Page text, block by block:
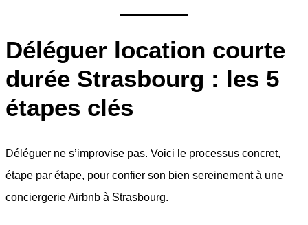
Déléguer location courte
durée Strasbourg : les 5
étapes clés
Déléguer ne s’improvise pas. Voici le processus concret,
étape par étape, pour confier son bien sereinement à une
conciergerie Airbnb à Strasbourg.